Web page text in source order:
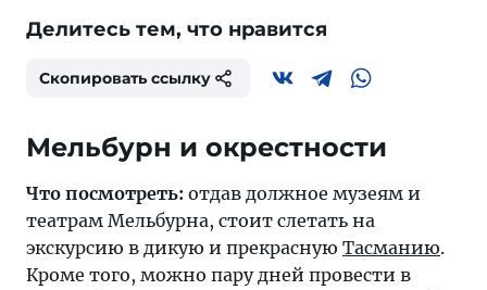
Делитесь тем, что нравится
Скопировать ссылку
Мельбурн и окрестности
Что посмотреть: отдав должное музеям и
театрам Мельбурна, стоит слетать на
экскурсию в дикую и прекрасную Тасманию.
Кроме того, можно пару дней провести в